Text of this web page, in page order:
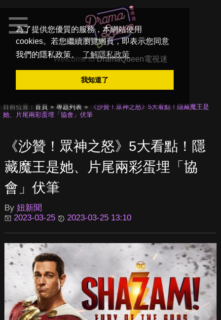
為了提供您優質的服務，本網站使用
cookies。若您繼續瀏覽網頁，即表示您同意
我們的隱私政策。
了解隱私政策
我知道了
Welcome toDramaQueen電視迷
目前位置： 首頁 專題列表
《沙贊！眾神之怒》5大看點！隱藏魔王是
她、片尾兩彩蛋埋「協會」伏筆
《沙贊！眾神之怒》5大看點！隱
藏魔王是她、片尾兩彩蛋埋「協
會」伏筆
By 妞新聞
2023-03-25
2023-03-25 13:10